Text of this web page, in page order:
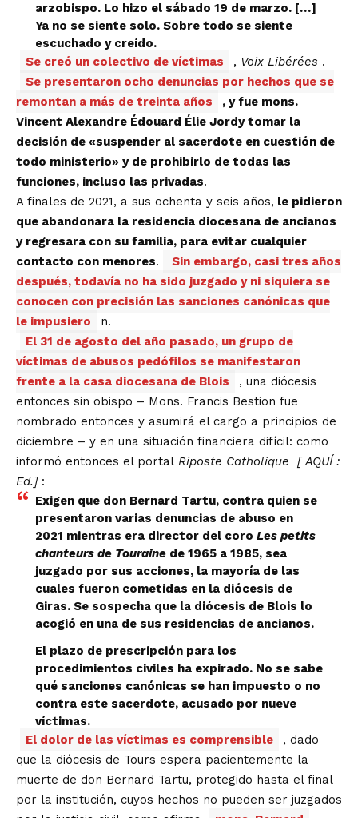
arzobispo. Lo hizo el sábado 19 de marzo. […]
Ya no se siente solo. Sobre todo se siente
escuchado y creído.
Se creó un colectivo de víctimas
, Voix Libérées .
Se presentaron ocho denuncias por hechos que se
remontan a más de treinta años
, y fue mons.
Vincent Alexandre Édouard Élie Jordy tomar la
decisión de «suspender al sacerdote en cuestión de
todo ministerio» y de prohibirlo de todas las
funciones, incluso las privadas.
A finales de 2021, a sus ochenta y seis años, le pidieron
que abandonara la residencia diocesana de ancianos
y regresara con su familia, para evitar cualquier
contacto con menores.
Sin embargo, casi tres años
después, todavía no ha sido juzgado y ni siquiera se
conocen con precisión las sanciones canónicas que
le impusiero
n.
El 31 de agosto del año pasado, un grupo de
víctimas de abusos pedófilos se manifestaron
frente a la casa diocesana de Blois
, una diócesis
entonces sin obispo – Mons. Francis Bestion fue
nombrado entonces y asumirá el cargo a principios de
diciembre – y en una situación financiera difícil: como
informó entonces el portal Riposte Catholique [AQUÍ:
Ed.]:
Exigen que don Bernard Tartu, contra quien se
presentaron varias denuncias de abuso en
2021 mientras era director del coro Les petits
chanteurs de Touraine de 1965 a 1985, sea
juzgado por sus acciones, la mayoría de las
cuales fueron cometidas en la diócesis de
Giras. Se sospecha que la diócesis de Blois lo
acogió en una de sus residencias de ancianos.
El plazo de prescripción para los
procedimientos civiles ha expirado. No se sabe
qué sanciones canónicas se han impuesto o no
contra este sacerdote, acusado por nueve
víctimas.
El dolor de las víctimas es comprensible
, dado
que la diócesis de Tours espera pacientemente la
muerte de don Bernard Tartu, protegido hasta el final
por la institución, cuyos hechos no pueden ser juzgados